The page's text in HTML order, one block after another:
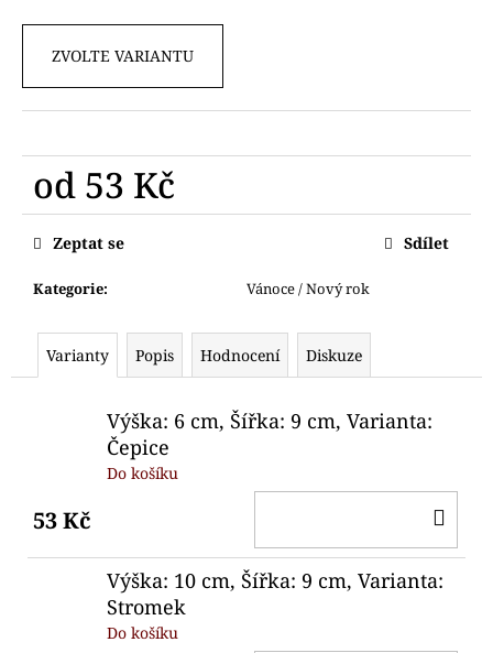
ZVOLTE VARIANTU
od 53 Kč
Měrná
cena:
Kategorie: Vánoce / Nový rok
Zeptat se Sdílet
Varianty Popis Hodnocení Diskuze
Výška: 6 cm, Šířka: 9 cm, Varianta:
Čepice
Do košíku
53 Kč
Výška: 10 cm, Šířka: 9 cm, Varianta:
Stromek
Do košíku
u
BETLÉM
49
Kč